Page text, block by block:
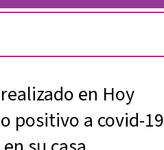
en Hoy
positivo a covid-19